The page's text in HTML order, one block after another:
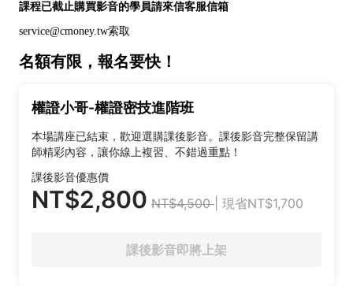
課程已截止購買影音的學員請來信客服信箱
service@cmoney.tw索取
名額有限，報名要快！
權證小哥-權證密技進階班
本場講座已結束，歡迎選購課後影音。課後影音完整保留講
師精彩內容，讓你線上複習、不錯過重點！
課後影音優惠價
NT$2,800 NT$4,500 | 現省NT$1,700
課後影音即將上架